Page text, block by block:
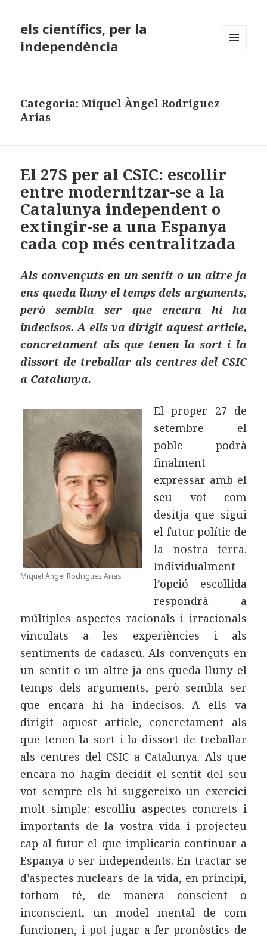
els científics, per la
independència
Categoria:Miquel Àngel Rodriguez
Arias
El 27S per al CSIC: escollir
entre modernitzar-se a la
Catalunya independent o
extingir-se a una Espanya
cada cop més centralitzada
Als convençuts en un sentit o un altre ja
ens queda lluny el temps dels arguments,
però sembla ser que encara hi ha
indecisos. A ells va dirigit aquest article,
concretament als que tenen la sort i la
dissort de treballar als centres del CSIC
a Catalunya.
Miquel Àngel Rodriguez Arias
El proper 27 de
setembre el
poble podrà
finalment
expressar amb el
seu vot com
desitja que sigui
el futur polític de
la nostra terra.
Individualment
l’opció escollida
respondrà a
múltiples aspectes racionals i irracionals
vinculats a les experiències i als
sentiments de cadascú. Als convençuts en
un sentit o un altre ja ens queda lluny el
temps dels arguments, però sembla ser
que encara hi ha indecisos. A ells va
dirigit aquest article, concretament als
que tenen la sort i la dissort de treballar
als centres del CSIC a Catalunya. Als que
encara no hagin decidit el sentit del seu
vot sempre els hi suggereixo un exercici
molt simple: escolliu aspectes concrets i
importants de la vostra vida i projecteu
cap al futur el que implicaria continuar a
Espanya o ser independents. En tractar-se
d’aspectes nuclears de la vida, en principi,
tothom té, de manera conscient o
inconscient, un model mental de com
funcionen, i pot jugar a fer pronòstics de